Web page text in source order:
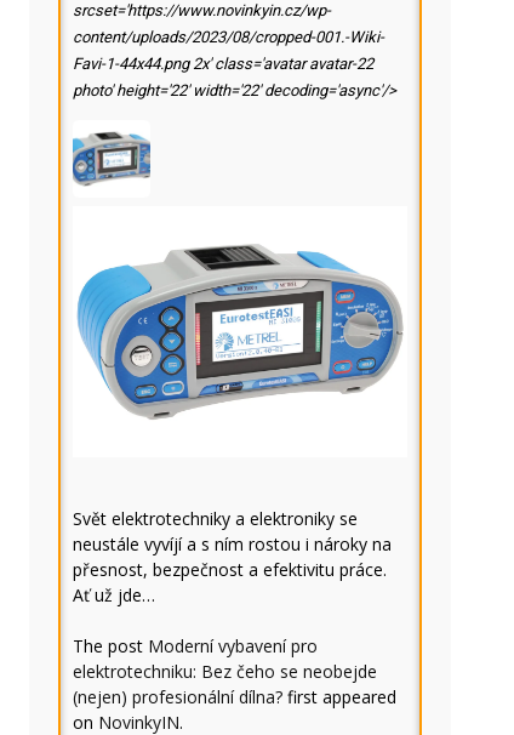
srcset='https://www.novinkyin.cz/wp-
content/uploads/2023/08/cropped-001.-Wiki-
Favi-1-44x44.png 2x' class='avatar avatar-22
photo' height='22' width='22' decoding='async'/>
Svět elektrotechniky a elektroniky se
neustále vyvíjí a s ním rostou i nároky na
přesnost, bezpečnost a efektivitu práce.
Ať už jde…
The post Moderní vybavení pro
elektrotechniku: Bez čeho se neobejde
(nejen) profesionální dílna? first appeared
on NovinkyIN.